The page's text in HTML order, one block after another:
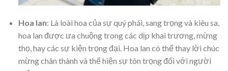
Hoa lan: Là loài hoa của sự quý phái, sang trọng và kiêu sa,
hoa lan được ưa chuộng trong các dịp khai trương, mừng
thọ, hay các sự kiện trọng đại. Hoa lan có thể thay lời chúc
mừng chân thành và thể hiện sự tôn trọng đối với người